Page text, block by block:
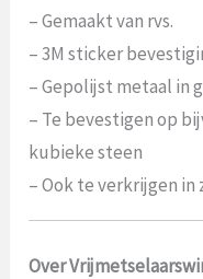
– Gemaakt van rvs.
– 3M sticker
– Gepolijst metaal in
– Te bevestigen op
kubieke steen
– Ook te verkrijgen in
Over